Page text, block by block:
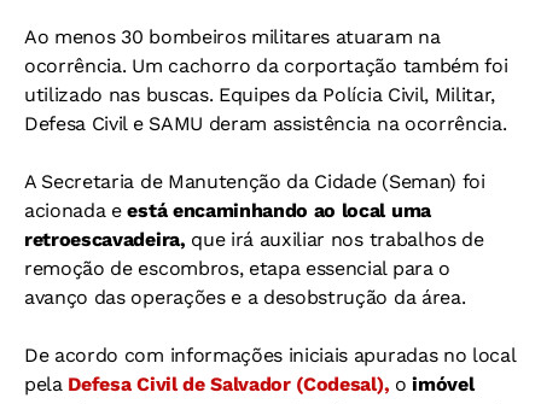
Ao menos 30 bombeiros militares atuaram na
ocorrência. Um cachorro da corportação também foi
utilizado nas buscas. Equipes da Polícia Civil, Militar,
Defesa Civil e SAMU deram assistência na ocorrência.
A Secretaria de Manutenção da Cidade (Seman) foi
acionada eestá encaminhando ao local uma
retroescavadeira, que irá auxiliar nos trabalhos de
remoção de escombros, etapa essencial para o
avanço das operações e a desobstrução da área.
De acordo com informações iniciais apuradas no local
pela Defesa Civil de Salvador (Codesal), o imóvel